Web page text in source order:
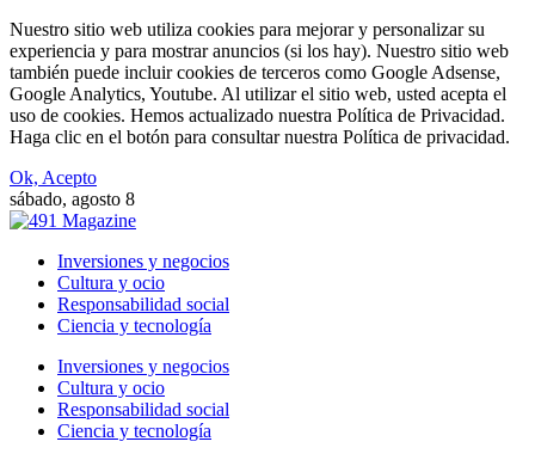
Nuestro sitio web utiliza cookies para mejorar y personalizar su
experiencia y para mostrar anuncios (si los hay). Nuestro sitio web
también puede incluir cookies de terceros como Google Adsense,
Google Analytics, Youtube. Al utilizar el sitio web, usted acepta el
uso de cookies. Hemos actualizado nuestra Política de Privacidad.
Haga clic en el botón para consultar nuestra Política de privacidad.
Ok, Acepto
sábado, agosto 8
Inversiones y negocios
Cultura y ocio
Responsabilidad social
Ciencia y tecnología
Inversiones y negocios
Cultura y ocio
Responsabilidad social
Ciencia y tecnología